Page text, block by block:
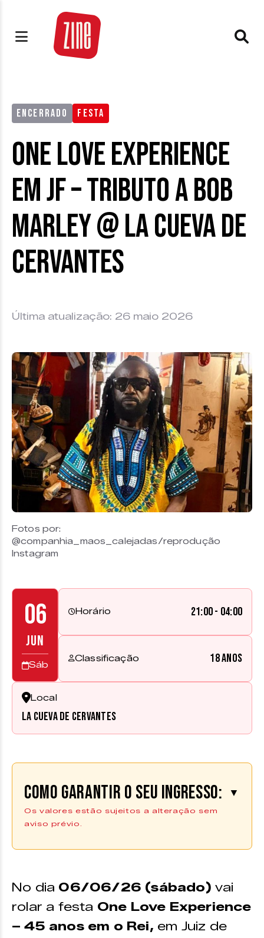
ENCERRADO FESTA
One Love Experience
em JF – tributo a Bob
Marley @ La Cueva de
Cervantes
Última atualização: 26 maio 2026
Fotos por:
@companhia_maos_calejadas/reprodução
Instagram
06
JUN
Sáb
Horário 21:00 - 04:00
Classificação 18 anos
Local
La Cueva de Cervantes
Como garantir o seu ingresso: ▼
Os valores estão sujeitos a alteração sem
aviso prévio.
Comprar Ingresso
na plataforma daUnitickete no
ponto de venda físico.
No dia 06/06/26 (sábado) vai
rolar a festa One Love Experience
– 45 anos em o Rei, em Juiz de